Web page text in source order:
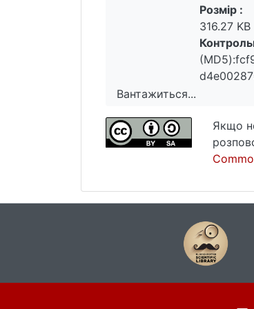
Вантажиться...
Вантажиться...
Розмір :
316.27 KB
Якщо